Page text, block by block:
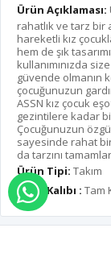
Ürün Açıklaması:
rahatlık ve tarz bir
hareketli kız
hem de şık
kullanımınızda
güvende olmanın
çocuğunuzun
ASSN kız çocuk
gezintilere kadar
Çocuğunuzun
sayesinde rahat
da tarzını
Ürün Tipi: Takım
Ürün Kalıbı : Tam
WHATSAPP